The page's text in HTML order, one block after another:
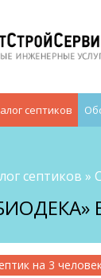
септиков
септиков »
на 3